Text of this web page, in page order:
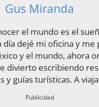
Gus Miranda
el mundo es el
día dejé mi oficina y me
y el mundo, ahora
divierto escribiendo
y guías turísticas. A
Publicidad